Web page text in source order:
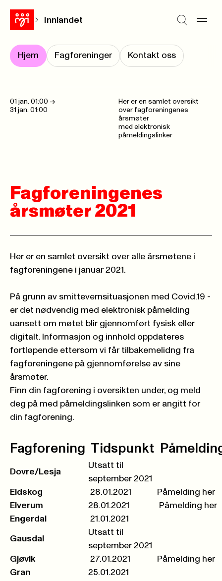
Innlandet
Hjem Fagforeninger Kontakt oss
01 jan. 01:00 ->
31 jan. 01:00
Her er en samlet oversikt
over fagforeningenes
årsmøter
med elektronisk
påmeldingslinker
Fagforeningenes
årsmøter 2021
Her er en samlet oversikt over alle årsmøtene i
fagforeningene i januar 2021.
På grunn av smittevernsituasjonen med Covid.19 -
er det nødvendig med elektronisk påmelding
uansett om møtet blir gjennomført fysisk eller
digitalt. Informasjon og innhold oppdateres
fortløpende ettersom vi får tilbakemelidng fra
fagforeningene på gjennomførelse av sine
årsmøter.
Finn din fagforening i oversikten under, og meld
deg på med påmeldingslinken som er angitt for
din fagforening.
Fagforening Tidspunkt
Dovre/Lesja
Utsatt til
september 2021
Eidskog
28.01.2021
Påmelding her
Elverum
28.01.2021
Påmelding her
Engerdal
21.01.2021
Gausdal
Utsatt til
september 2021
Gjøvik
27.01.2021
Påmelding her
Gran
25.01.2021